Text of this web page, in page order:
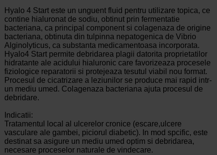
Hyalo 4 Start este un unguent fluid pentru utilizare topica, ce
contine hialuronat de sodiu, obtinut prin fermentatie
bacteriana, ca principal component si colagenaza de origine
bacteriana, obtinuta din tulpinna nepatogenica de Vibrio
Alginolyticus, ca substanta medicamentoasa incorporata.
Hyalo4 Start permite debridarea plagii datorita proprietatilor
hidratante ale acidului hialuronic care favorizeaza procesele
fiziologice reparatorii si protejeaza tesutul viabil nou format.
Procesul de cicatrizare a leziunilor se produce mai rapid intr-
un mediu umed. Colagenaza bacteriana ajuta procesul de
debridare.
Indicatii:
Tratamentul local al ulcerelor cronice (escare,ulcere
vasculare ale gambei, piciorul diabetic). In mod spcific, este
destinat sa asigure un mediu umed optim si debridarea,
necesare proceselor naturale de vindecare.